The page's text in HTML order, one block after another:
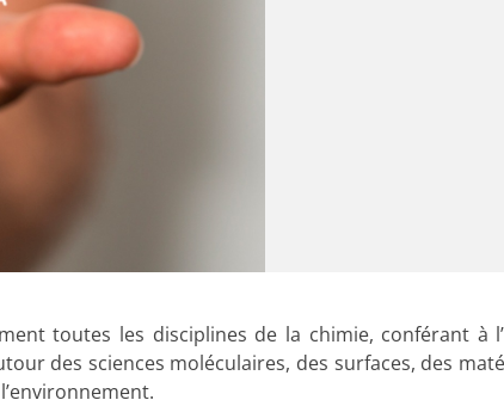
toutes les disciplines de la chimie, conférant à
des sciences moléculaires, des surfaces, des